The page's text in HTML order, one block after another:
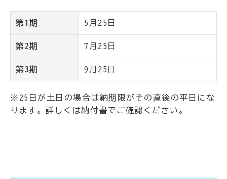
第1期 5月25日
第2期 7月25日
第3期 9月25日
※25日が土日の場合は納期限がその直後の平日にな
ります。詳しくは納付書でご確認ください。